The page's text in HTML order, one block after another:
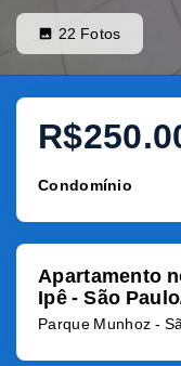
22 Fotos
Condomínio
Apartamento
Ipê - São
Parque Munhoz -